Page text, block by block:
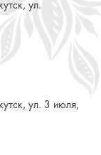
ул. 3 июля,